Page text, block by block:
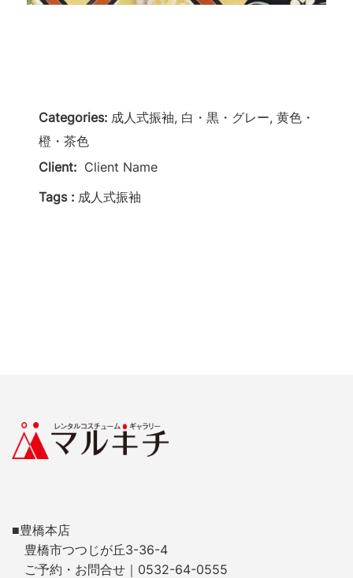
Categories: 成人式振袖, 白・黒・グレー, 黄色・
橙・茶色
Client: Client Name
Tags : 成人式振袖
■豊橋本店
豊橋市つつじが丘3-36-4
ご予約・お問合せ｜0532-64-0555